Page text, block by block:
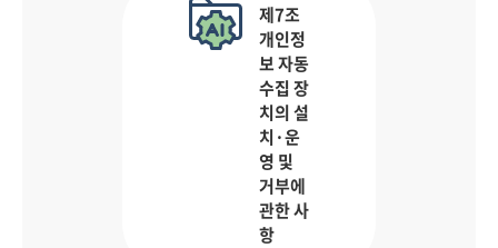
제7조
개인정
보 자동
수집 장
치의 설
치·운
영 및
거부에
관한 사
항